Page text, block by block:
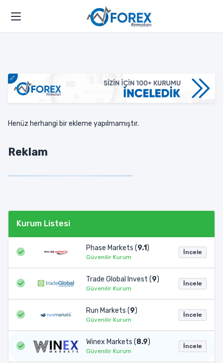
Henüz herhangi bir ekleme yapılmamıştır.
Reklam
Kurum Listesi
Phase Markets (9.1)
Güvenilir Kurum
İncele
Trade Global Invest (9)
Güvenilir Kurum
İncele
Run Markets (9)
Güvenilir Kurum
İncele
Winex Markets (8.9)
Güvenilir Kurum
İncele